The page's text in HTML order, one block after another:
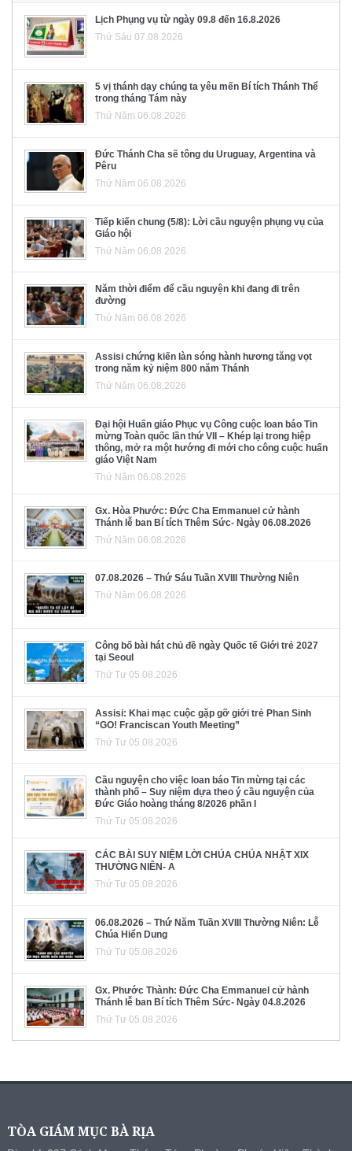
Lịch Phụng vụ từ ngày 09.8 đến 16.8.2026
Thứ Sáu 07.08.2026
5 vị thánh dạy chúng ta yêu mến Bí tích Thánh Thể
trong tháng Tám này
Thứ Năm 06.08.2026
Đức Thánh Cha sẽ tông du Uruguay, Argentina và
Pêru
Thứ Năm 06.08.2026
Tiếp kiến chung (5/8): Lời cầu nguyện phụng vụ của
Giáo hội
Thứ Năm 06.08.2026
Năm thời điểm để cầu nguyện khi đang đi trên
đường
Thứ Năm 06.08.2026
Assisi chứng kiến làn sóng hành hương tăng vọt
trong năm kỷ niệm 800 năm Thánh
Thứ Năm 06.08.2026
Đại hội Huấn giáo Phục vụ Công cuộc loan báo Tin
mừng Toàn quốc lần thứ VII – Khép lại trong hiệp
thông, mở ra một hướng đi mới cho công cuộc huấn
giáo Việt Nam
Thứ Năm 06.08.2026
Gx. Hòa Phước: Đức Cha Emmanuel cử hành
Thánh lễ ban Bí tích Thêm Sức- Ngày 06.08.2026
Thứ Năm 06.08.2026
07.08.2026 – Thứ Sáu Tuần XVIII Thường Niên
Thứ Năm 06.08.2026
Công bố bài hát chủ đề ngày Quốc tế Giới trẻ 2027
tại Seoul
Thứ Tư 05.08.2026
Assisi: Khai mạc cuộc gặp gỡ giới trẻ Phan Sinh
“GO! Franciscan Youth Meeting”
Thứ Tư 05.08.2026
Cầu nguyện cho việc loan báo Tin mừng tại các
thành phố – Suy niệm dựa theo ý cầu nguyện của
Đức Giáo hoàng tháng 8/2026 phần I
Thứ Tư 05.08.2026
CÁC BÀI SUY NIỆM LỜI CHÚA CHÚA NHẬT XIX
THƯỜNG NIÊN- A
Thứ Tư 05.08.2026
06.08.2026 – Thứ Năm Tuần XVIII Thường Niên: Lễ
Chúa Hiển Dung
Thứ Tư 05.08.2026
Gx. Phước Thành: Đức Cha Emmanuel cử hành
Thánh lễ ban Bí tích Thêm Sức- Ngày 04.8.2026
Thứ Tư 05.08.2026
TÒA GIÁM MỤC BÀ RỊA